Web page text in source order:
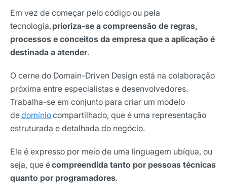
Em vez de começar pelo código ou pela
tecnologia, prioriza-se a compreensão de regras,
processos e conceitos da empresa que a aplicação é
destinada a atender.
O cerne do Domain-Driven Design está na colaboração
próxima entre especialistas e desenvolvedores.
Trabalha-se em conjunto para criar um modelo
dedomíniocompartilhado, que é uma representação
estruturada e detalhada do negócio.
Ele é expresso por meio de uma linguagem ubíqua, ou
seja, que écompreendida tanto por pessoas técnicas
quanto por programadores.